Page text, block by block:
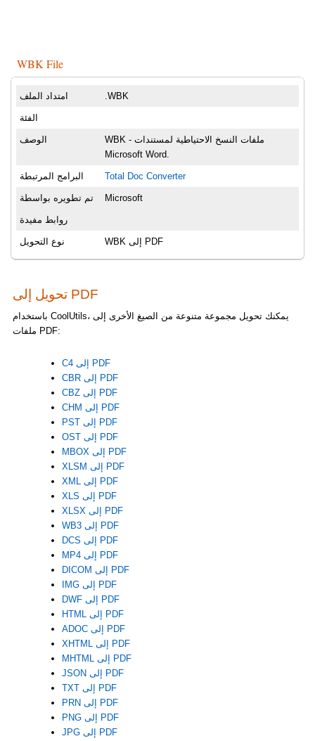
WBK File
امتداد الملف .WBK
الفئة
الوصف
WBK - ملفات النسخ الاحتياطية لمستندات
Microsoft Word.
البرامج المرتبطة Total Doc Converter
تم تطويره بواسطة Microsoft
روابط مفيدة
نوع التحويل WBK إلى PDF
تحويل إلى PDF
باستخدام CoolUtils، يمكنك تحويل مجموعة متنوعة من الصيغ الأخرى إلى
ملفات PDF:
C4 إلى PDF
CBR إلى PDF
CBZ إلى PDF
CHM إلى PDF
PST إلى PDF
OST إلى PDF
MBOX إلى PDF
XLSM إلى PDF
XML إلى PDF
XLS إلى PDF
XLSX إلى PDF
WB3 إلى PDF
DCS إلى PDF
MP4 إلى PDF
DICOM إلى PDF
IMG إلى PDF
DWF إلى PDF
HTML إلى PDF
ADOC إلى PDF
XHTML إلى PDF
MHTML إلى PDF
JSON إلى PDF
TXT إلى PDF
PRN إلى PDF
PNG إلى PDF
JPG إلى PDF